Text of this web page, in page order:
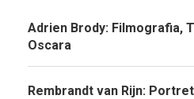
Adrien Brody: Filmografia,
Oscara
Rembrandt van Rijn: